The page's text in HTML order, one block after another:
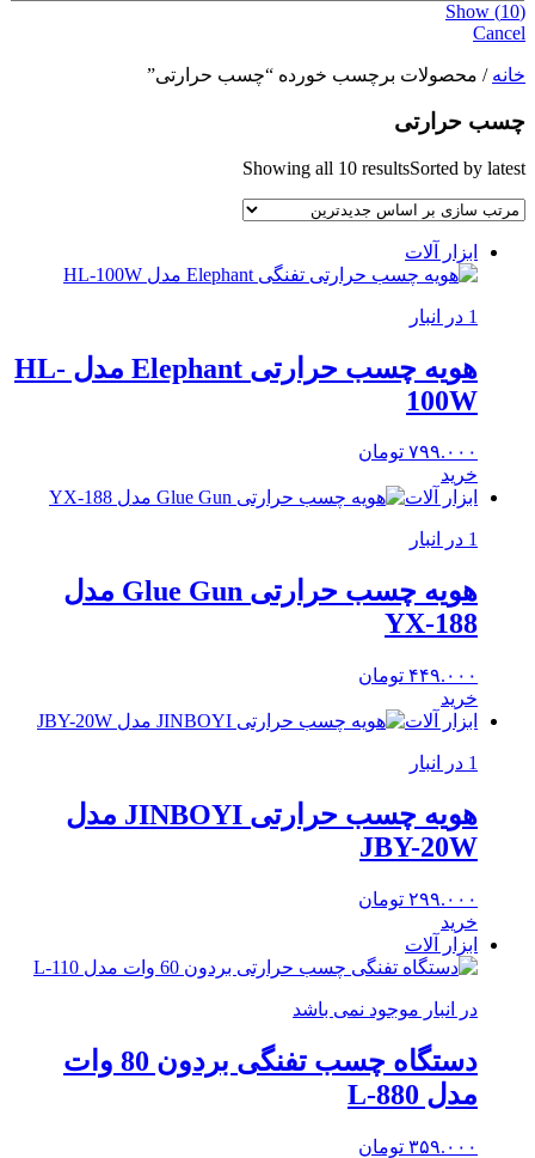
Show (10)
Cancel
خانه / محصولات برچسب خورده “چسب حرارتی”
چسب حرارتی
Showing all 10 resultsSorted by latest
ابزار آلات
1 در انبار
هویه چسب حرارتی Elephant مدل HL-
100W
۷۹۹.۰۰۰ تومان
خرید
ابزار آلات
1 در انبار
هویه چسب حرارتی Glue Gun مدل
YX-188
۴۴۹.۰۰۰ تومان
خرید
ابزار آلات
1 در انبار
هویه چسب حرارتی JINBOYI مدل
JBY-20W
۲۹۹.۰۰۰ تومان
خرید
ابزار آلات
در انبار موجود نمی باشد
دستگاه چسب تفنگی بردون 80 وات
مدل L-880
۳۵۹.۰۰۰ تومان